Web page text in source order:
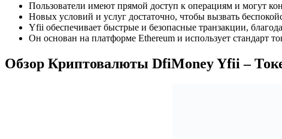
Пользователи имеют прямой доступ к операциям и могут
Новых условий и услуг достаточно, чтобы вызвать
Yfii обеспечивает быстрые и безопасные транзакции,
Он основан на платформе Ethereum и использует стандарт
Обзор Криптовалюты DfiMoney Yfii –